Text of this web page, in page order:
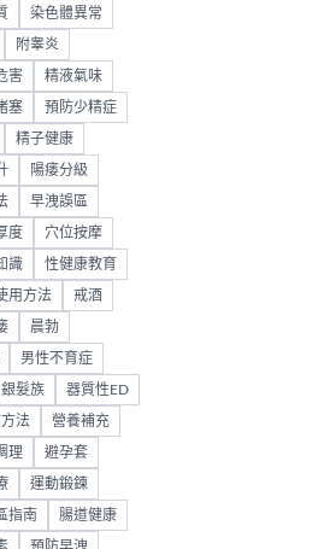
染色體異常
附睾炎
害 精液氣味
塞 預防少精症
精子健康
陽痿分級
早洩誤區
度 穴位按摩
識 性健康教育
用方法 戒酒
晨勃
男性不育症
銀髮族 器質性ED
法 營養補充
理 避孕套
運動鍛鍊
指南 腸道健康